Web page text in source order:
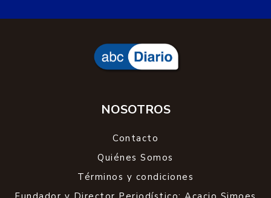
NOSOTROS
Contacto
Quiénes Somos
Términos y condiciones